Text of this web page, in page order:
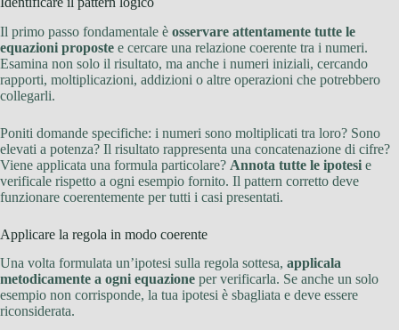
Il primo passo fondamentale è osservare attentamente tutte le
equazioni proposte e cercare una relazione coerente tra i numeri.
Esamina non solo il risultato, ma anche i numeri iniziali, cercando
rapporti, moltiplicazioni, addizioni o altre operazioni che potrebbero
collegarli.
Poniti domande specifiche: i numeri sono moltiplicati tra loro? Sono
elevati a potenza? Il risultato rappresenta una concatenazione di cifre?
Viene applicata una formula particolare? Annota tutte le ipotesi e
verificale rispetto a ogni esempio fornito. Il pattern corretto deve
funzionare coerentemente per tutti i casi presentati.
Applicare la regola in modo coerente
Una volta formulata un’ipotesi sulla regola sottesa, applicala
metodicamente a ogni equazione per verificarla. Se anche un solo
esempio non corrisponde, la tua ipotesi è sbagliata e deve essere
riconsiderata.